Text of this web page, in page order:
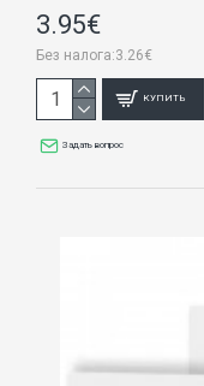
3.95€
Без налога:3.26€
КУПИТЬ
Задать вопрос